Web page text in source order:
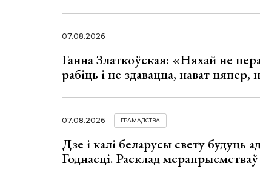
07.08.2026
Ганна Златкоўская: «Няхай не
рабіць і не здавацца, нават цяпер,
07.08.2026 ГРАМАДСТВА
Дзе і калі беларусы свету будуць
Годнасці. Расклад мерапрыемстваў